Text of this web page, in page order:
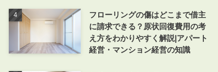
フローリングの傷はどこまで借主
に請求できる？原状回復費用の考
え方をわかりやすく解説|アパート
経営・マンション経営の知識